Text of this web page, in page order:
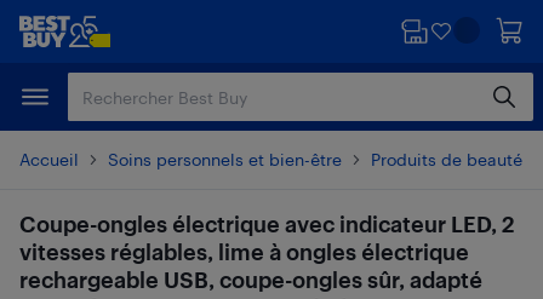
Passer
principal
Passer
Accueil Soins personnels et bien-être Produits de beauté
Coupe-ongles électrique avec indicateur LED, 2
vitesses réglables, lime à ongles électrique
rechargeable USB, coupe-ongles sûr, adapté